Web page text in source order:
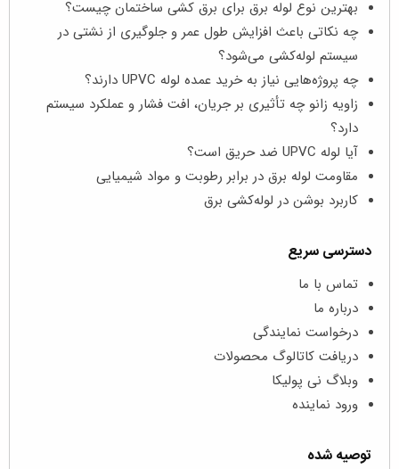
بهترین نوع لوله برق برای برق‌ کشی ساختمان چیست؟
چه نکاتی باعث افزایش طول عمر و جلوگیری از نشتی در
سیستم لوله‌کشی می‌شود؟
چه پروژه‌هایی نیاز به خرید عمده لوله UPVC دارند؟
زاویه زانو چه تأثیری بر جریان، افت فشار و عملکرد سیستم
دارد؟
آیا لوله UPVC ضد حریق است؟
مقاومت لوله برق در برابر رطوبت و مواد شیمیایی
کاربرد بوشن در لوله‌کشی برق
دسترسی سریع
تماس با ما
درباره ما
درخواست نمایندگی
دریافت کاتالوگ محصولات
وبلاگ نی پولیکا
ورود نماینده
توصیه شده